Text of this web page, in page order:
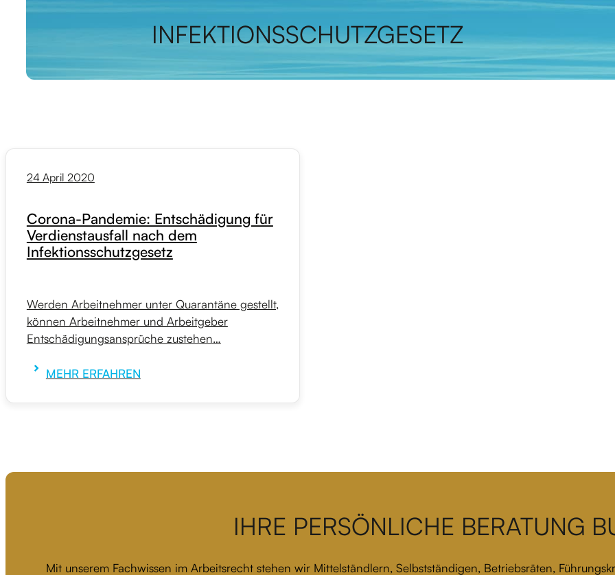
INFEKTIONSSCHUTZGESETZ
24 April 2020
Corona-Pandemie: Entschädigung für
Verdienstausfall nach dem
Infektionsschutzgesetz
Werden Arbeitnehmer unter Quarantäne gestellt,
können Arbeitnehmer und Arbeitgeber
Entschädigungsansprüche zustehen…
MEHR ERFAHREN
IHRE PERSÖNLICHE BERATUNG
Mit unserem Fachwissen im Arbeitsrecht stehen wir Mittelständlern, Selbstständigen, Betriebsräten,